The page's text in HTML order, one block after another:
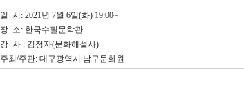
일 시: 2021년 7월 6일(화) 19:00~
장 소: 한국수필문학관
강 사 : 김정자(문화해설사)
주최/주관: 대구광역시 남구문화원